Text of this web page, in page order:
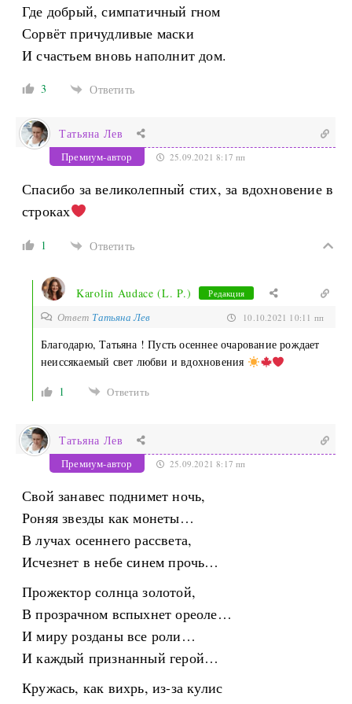
Где добрый, симпатичный гном
Сорвёт причудливые маски
И счастьем вновь наполнит дом.
3 Ответить
Татьяна Лев
Премиум-автор 25.09.2021 8:17 пп
Спасибо за великолепный стих, за вдохновение в
строках
1 Ответить
Karolin Audace (L. P.) Редакция
Ответ Татьяна Лев 10.10.2021 10:11 пп
Благодарю, Татьяна ! Пусть осеннее очарование рождает
неиссякаемый свет любви и вдохновения
1
Ответить
Татьяна Лев
Премиум-автор 25.09.2021 8:17 пп
Свой занавес поднимет ночь,
Роняя звезды как монеты…
В лучах осеннего рассвета,
Исчезнет в небе синем прочь…
Прожектор солнца золотой,
В прозрачном вспыхнет ореоле…
И миру розданы все роли…
И каждый признанный герой…
Кружась, как вихрь, из-за кулис